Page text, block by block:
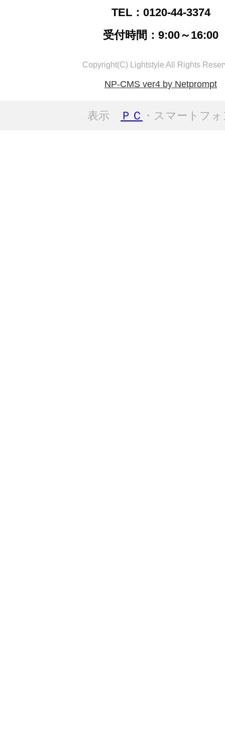
TEL：0120-44-3374
受付時間：9:00～16:00
Copyright(C) Lightstyle All Rights
NP-CMS ver4 by Netprompt
表示 ＰＣ ・スマートフ